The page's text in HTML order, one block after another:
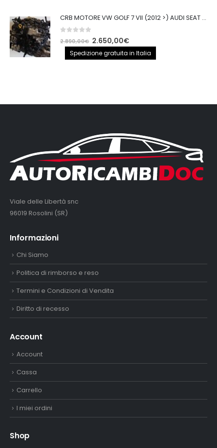
CRB MOTORE VW GOLF 7 VII (2012 >) AUDI SEAT 2.0TDI 150CV CRB IMPIANTO BOSCH
out of 5
2.890,00€ Il
prezzo
originale
2.650,00€Il
prezzo
attuale
Spedizione gratuita in Italia
Viale delle Libertà snc
96019 Rosolini (SR)
Informazioni
Chi Siamo
Politica di rimborso e reso
Termini e Condizioni di Vendita
Diritto di recesso
Account
Account
Cassa
Carrello
I miei ordini
Shop